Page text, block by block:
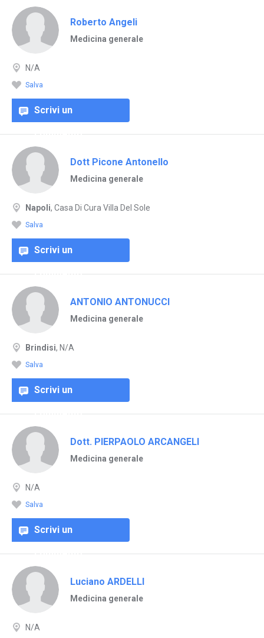
Roberto Angeli
Medicina generale
N/A
Salva
Scrivi un
commento
Dott Picone Antonello
Medicina generale
Napoli, Casa Di Cura Villa Del Sole
Salva
Scrivi un
commento
ANTONIO ANTONUCCI
Medicina generale
Brindisi, N/A
Salva
Scrivi un
commento
Dott. PIERPAOLO ARCANGELI
Medicina generale
N/A
Salva
Scrivi un
commento
Luciano ARDELLI
Medicina generale
N/A